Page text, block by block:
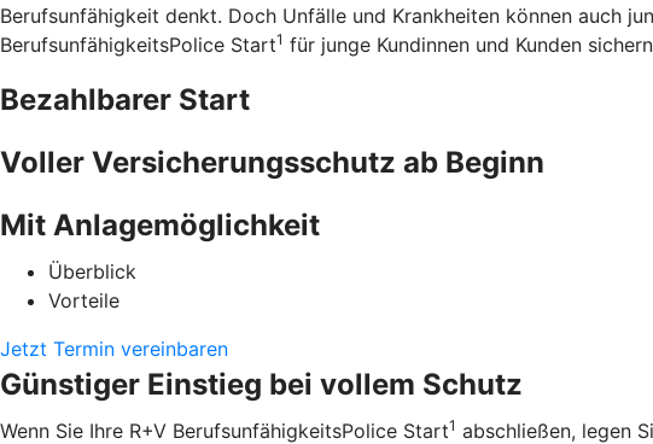
Berufsunfähigkeit denkt. Doch Unfälle und Krankheiten können auch
BerufsunfähigkeitsPolice Start1 für junge Kundinnen und Kunden
Bezahlbarer Start
Voller Versicherungsschutz ab Beginn
Mit Anlagemöglichkeit
Überblick
Vorteile
Jetzt Termin vereinbaren
Günstiger Einstieg bei vollem Schutz
Wenn Sie Ihre R+V BerufsunfähigkeitsPolice Start1 abschließen, legen